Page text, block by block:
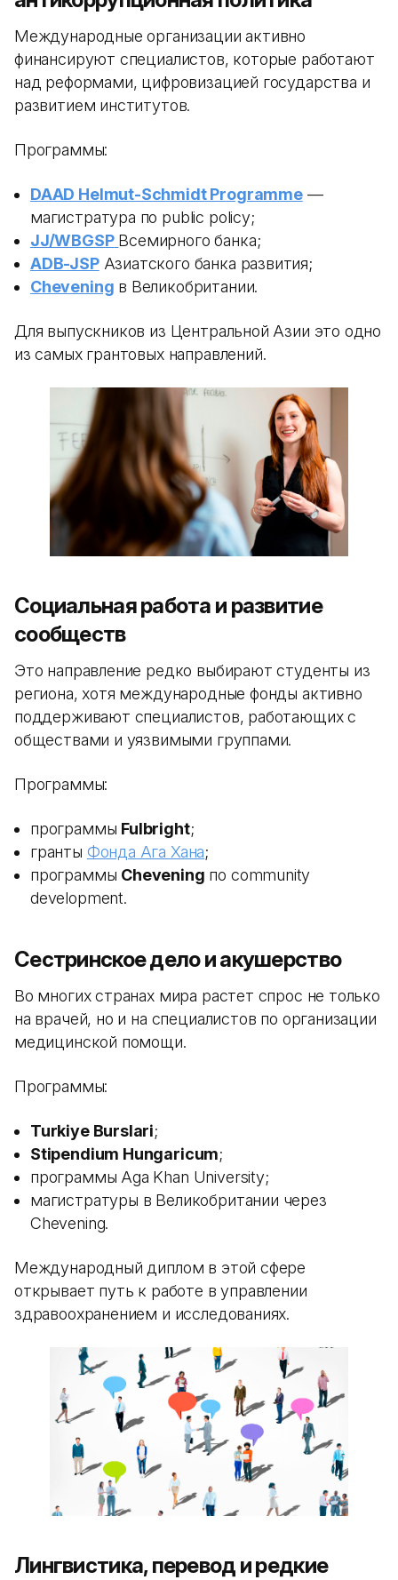
Международные организации активно
финансируют специалистов, которые работают
над реформами, цифровизацией государства и
развитием институтов.
Программы:
DAAD Helmut-Schmidt Programme—
магистратура по public policy;
JJ/WBGSP Всемирного банка;
ADB-JSPАзиатского банка развития;
Chevening в Великобритании.
Для выпускников из Центральной Азии это одно
из самых грантовых направлений.
Социальная работа и развитие
сообществ
Это направление редко выбирают студенты из
региона, хотя международные фонды активно
поддерживают специалистов, работающих с
обществами и уязвимыми группами.
Программы:
программы Fulbright;
гранты Фонда Ага Хана;
программы Chevening по community
development.
Сестринское дело и акушерство
Во многих странах мира растет спрос не только
на врачей, но и на специалистов по организации
медицинской помощи.
Программы:
Turkiye Burslari;
Stipendium Hungaricum;
программы Aga Khan University;
магистратуры в Великобритании через
Chevening.
Международный диплом в этой сфере
открывает путь к работе в управлении
здравоохранением и исследованиях.
Лингвистика, перевод и редкие